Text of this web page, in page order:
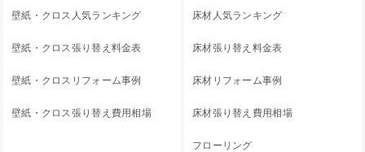
壁紙・クロス人気ランキング
壁紙・クロス張り替え料金表
壁紙・クロスリフォーム事例
壁紙・クロス張り替え費用相場
床材人気ランキング
床材張り替え料金表
床材リフォーム事例
床材張り替え費用相場
フローリング